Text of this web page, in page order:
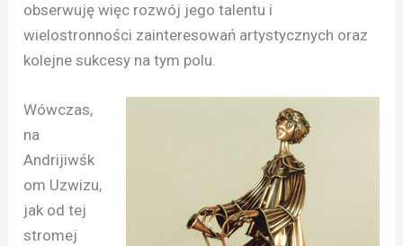
obserwuję więc rozwój jego talentu i
wielostronności zainteresowań artystycznych oraz
kolejne sukcesy na tym polu.
Wówczas,
na
Andrijiwśk
om Uzwizu,
jak od tej
stromej